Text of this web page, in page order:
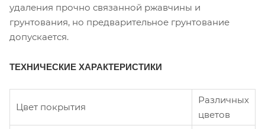
удаления прочно связанной ржавчины и
грунтования, но предварительное грунтование
допускается.
ТЕХНИЧЕСКИЕ ХАРАКТЕРИСТИКИ
Цвет покрытия
Различных
цветов